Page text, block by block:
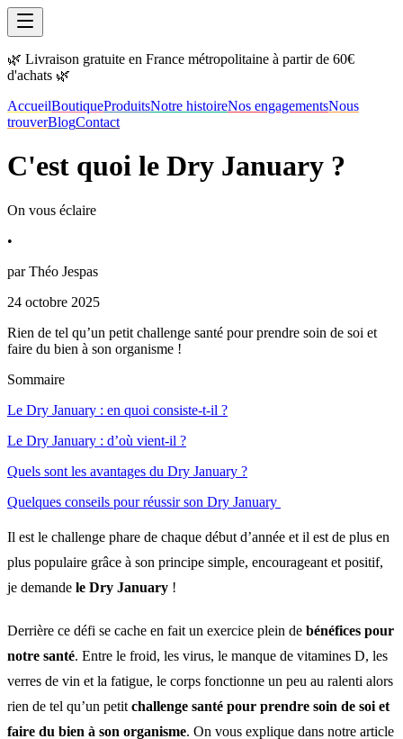
🌿 Livraison gratuite en France métropolitaine à partir de 60€
d'achats 🌿
AccueilBoutiqueProduitsNotre histoireNos engagementsNous
trouverBlogContact
C'est quoi le Dry January ?
On vous éclaire
•
parThéo Jespas
24 octobre 2025
Rien de tel qu’un petit challenge santé pour prendre soin de soi et
faire du bien à son organisme !
Sommaire
Le Dry January : en quoi consiste-t-il ?
Le Dry January : d’où vient-il ?
Quels sont les avantages du Dry January ?
Quelques conseils pour réussir son Dry January
Il est le challenge phare de chaque début d’année et il est de plus en
plus populaire grâce à son principe simple, encourageant et positif,
je demande le Dry January !
Derrière ce défi se cache en fait un exercice plein de bénéfices pour
notre santé. Entre le froid, les virus, le manque de vitamines D, les
verres de vin et la fatigue, le corps fonctionne un peu au ralenti alors
rien de tel qu’un petit challenge santé pour prendre soin de soi et
faire du bien à son organisme. On vous explique dans notre article